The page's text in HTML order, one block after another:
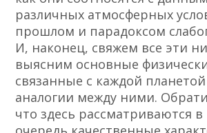
различных атмосферных
прошлом и парадоксом
И, наконец, свяжем все эти
выясним основные
связанные с каждой
аналогии между ними.
что здесь рассматриваются